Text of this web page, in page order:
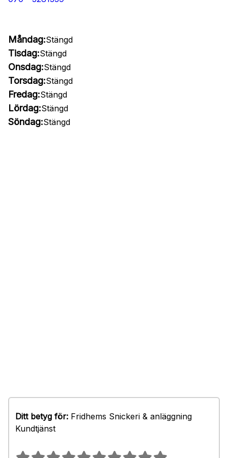
Måndag:Stängd
Tisdag:Stängd
Onsdag:Stängd
Torsdag:Stängd
Fredag:Stängd
Lördag:Stängd
Söndag:Stängd
Ditt betyg för: Fridhems Snickeri & anläggning
Kundtjänst